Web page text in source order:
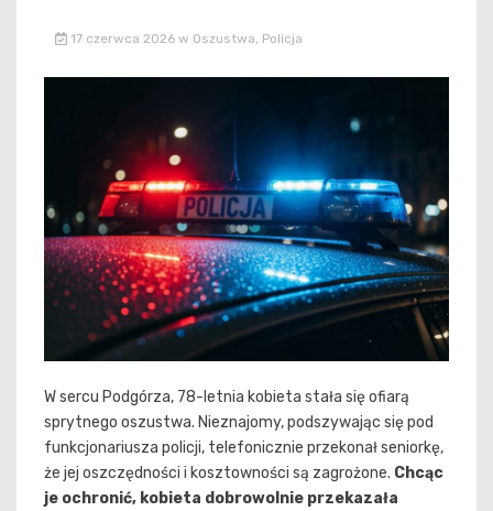
17 czerwca 2026 w Oszustwa, Policja
W sercu Podgórza, 78-letnia kobieta stała się ofiarą
sprytnego oszustwa. Nieznajomy, podszywając się pod
funkcjonariusza policji, telefonicznie przekonał seniorkę,
że jej oszczędności i kosztowności są zagrożone. Chcąc
je ochronić, kobieta dobrowolnie przekazała